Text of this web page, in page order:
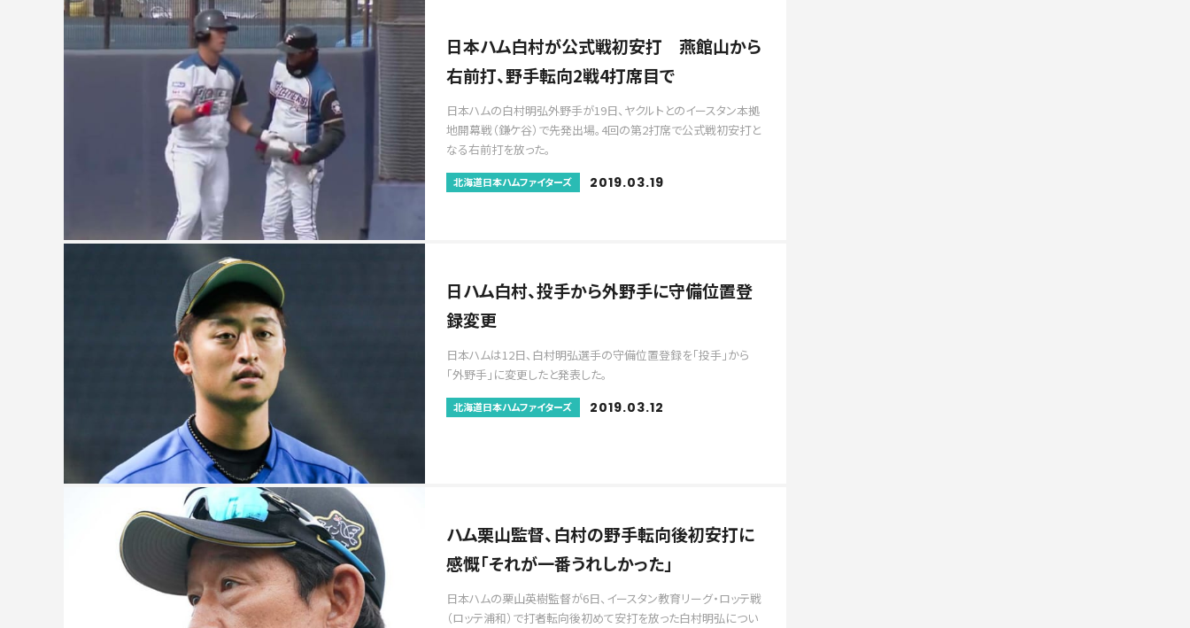
日本ハム白村が公式戦初安打 燕館山から
右前打、野手転向2戦4打席目で
日本ハムの白村明弘外野手が19日、ヤクルトとのイースタン本拠
地開幕戦（鎌ケ谷）で先発出場。4回の第2打席で公式戦初安打と
なる右前打を放った。
北海道日本ハムファイターズ 2019.03.19
日ハム白村、投手から外野手に守備位置登
録変更
日本ハムは12日、白村明弘選手の守備位置登録を「投手」から
「外野手」に変更したと発表した。
北海道日本ハムファイターズ 2019.03.12
ハム栗山監督、白村の野手転向後初安打に
感慨「それが一番うれしかった」
日本ハムの栗山英樹監督が6日、イースタン教育リーグ・ロッテ戦
（ロッテ浦和）で打者転向後初めて安打を放った白村明弘につい